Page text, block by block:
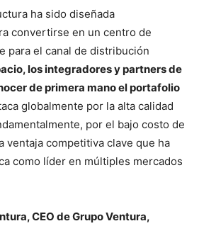
ha sido diseñada
convertirse en un centro de
para el canal de distribución
los integradores y partners de
de primera mano el portafolio
globalmente por la alta calidad
por el bajo costo de
ventaja competitiva clave que ha
como líder en múltiples mercados
CEO de Grupo Ventura,